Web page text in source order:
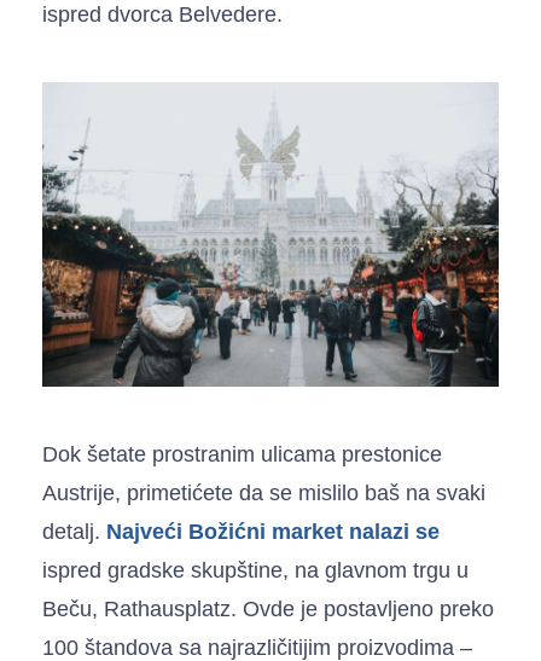
ispred dvorca Belvedere.
Dok šetate prostranim ulicama prestonice
Austrije, primetićete da se mislilo baš na svaki
detalj. Najveći Božićni market nalazi se
ispred gradske skupštine, na glavnom trgu u
Beču, Rathausplatz. Ovde je postavljeno preko
100 štandova sa najrazličitijim proizvodima –